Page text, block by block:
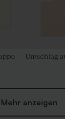
Umschlag
Mehr anzeigen